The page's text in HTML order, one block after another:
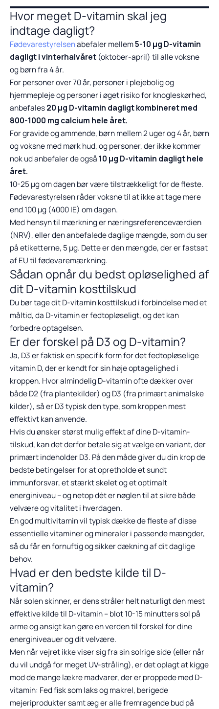
Hvor meget D-vitamin skal jeg
indtage dagligt?
Fødevarestyrelsenabefaler mellem5-10 µg D-vitamin
dagligt i vinterhalvåret (oktober-april) til alle voksne
og børn fra 4 år.
For personer over 70 år, personer i plejebolig og
hjemmepleje og personer i øget risiko for knogleskørhed,
anbefales20 µg D-vitamin dagligt kombineret med
800-1000 mg calcium hele året.
For gravide og ammende, børn mellem 2 uger og 4 år, børn
og voksne med mørk hud, og personer, der ikke kommer
nok ud anbefaler de også 10 µg D-vitamin dagligt hele
året.
10-25 μg om dagen bør være tilstrækkeligt for de fleste.
Fødevarestyrelsen råder voksne til at ikke at tage mere
end 100 μg (4000 IE) om dagen.
Med hensyn til mærkning er næringsreferenceværdien
(NRV), eller den anbefalede daglige mængde, som du ser
på etiketterne, 5 μg. Dette er den mængde, der er fastsat
af EU til fødevaremærkning.
Sådan opnår du bedst opløselighed af
dit D-vitamin kosttilskud
Du bør tage dit D-vitamin kosttilskud i forbindelse med et
måltid, da D-vitamin er fedtopløseligt, og det kan
forbedre optagelsen.
Er der forskel på D3 og D-vitamin?
Ja, D3 er faktisk en specifik form for det fedtopløselige
vitamin D, der er kendt for sin høje optagelighed i
kroppen. Hvor almindelig D-vitamin ofte dækker over
både D2 (fra plantekilder) og D3 (fra primært animalske
kilder), så er D3 typisk den type, som kroppen mest
effektivt kan anvende.
Hvis du ønsker størst mulig effekt af dine D-vitamin-
tilskud, kan det derfor betale sig at vælge en variant, der
primært indeholder D3. På den måde giver du din krop de
bedste betingelser for at opretholde et sundt
immunforsvar, et stærkt skelet og et optimalt
energiniveau – og netop dét er nøglen til at sikre både
velvære og vitalitet i hverdagen.
En god multivitamin vil typisk dække de fleste af disse
essentielle vitaminer og mineraler i passende mængder,
så du får en fornuftig og sikker dækning af dit daglige
behov.
Hvad er den bedste kilde til D-
vitamin?
Når solen skinner, er dens stråler helt naturligt den mest
effektive kilde til D-vitamin – blot 10-15 minutters sol på
arme og ansigt kan gøre en verden til forskel for dine
energiniveauer og dit velvære.
Men når vejret ikke viser sig fra sin solrige side (eller når
du vil undgå for meget UV-stråling), er det oplagt at kigge
mod de mange lækre madvarer, der er proppede med D-
vitamin: Fed fisk som laks og makrel, berigede
mejeriprodukter samt æg er alle fremragende bud på